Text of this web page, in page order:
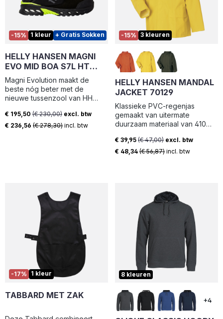
-15% 1 kleur + Gratis Sokken
HELLY HANSEN MAGNI
EVO MID BOA S7L HT
78341
Magni Evolution maakt de
beste nóg beter met de
nieuwe tussenzool van HH
voor de optimale combinatie
van demping, stabiliteit en
membraan u droog en
beschermd. We hebben onze
vochtafvoerende
voeringsmaterialen gemaakt
van minimaal 50%
gerecyclede inhoud gebruikt.
Verkoopprijs:
€ 195,50 (€ 230,00) excl. btw
€ 236,56 (€ 278,30) incl. btw
-15% 3 kleuren
HELLY HANSEN MANDAL
JACKET 70129
Klassieke PVC-regenjas
gemaakt van uitermate
duurzaam materiaal van 410
echt waar voor uw geld!
Verkoopprijs:
€ 39,95 (€ 47,00) excl. btw
€ 48,34 (€ 56,87) incl. btw
-17% 1 kleur
TABBARD MET ZAK
8 kleuren
+4